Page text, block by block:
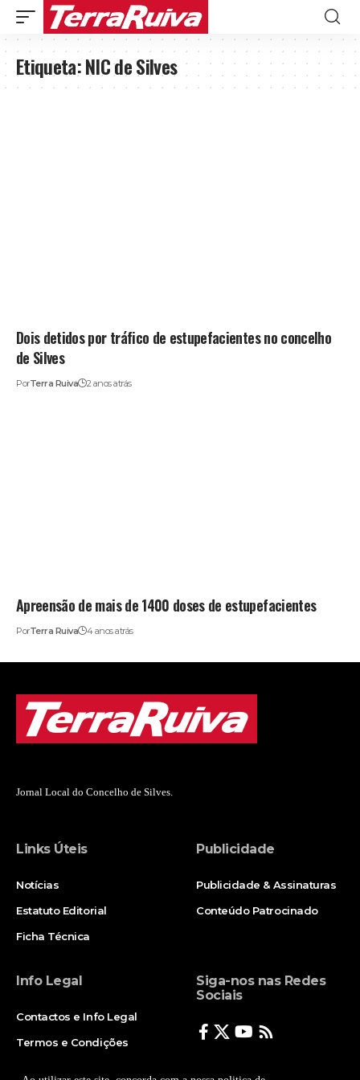
Etiqueta:NIC de Silves
Dois detidos por tráfico de estupefacientes no concelho
de Silves
PorTerra Ruiva 2 anos atrás
Apreensão de mais de 1400 doses de estupefacientes
PorTerra Ruiva 4 anos atrás
Jornal Local do Concelho de Silves.
Links Úteis
Notícias
Estatuto Editorial
Ficha Técnica
Publicidade
Publicidade & Assinaturas
Conteúdo Patrocinado
Info Legal
Contactos e Info Legal
Termos e Condições
Siga-nos nas Redes
Sociais